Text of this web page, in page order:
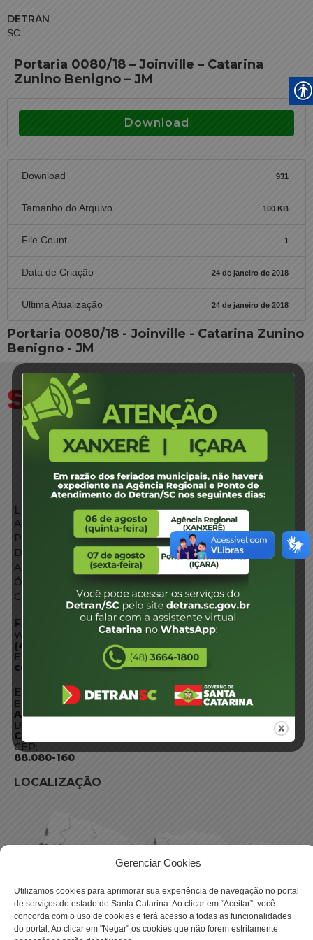
Gerenciar Cookies
Utilizamos cookies para aprimorar sua experiência de navegação no portal
de serviços do estado de Santa Catarina. Ao clicar em “Aceitar”, você
concorda com o uso de cookies e terá acesso a todas as funcionalidades
do portal. Ao clicar em "Negar" os cookies que não forem estritamente
DETRAN
SC
Portaria 0080/18 – Joinville – Catarina
Zunino Benigno – JM
Download
Download 931
Tamanho do Arquivo 100 KB
File Count 1
Data de Criação 24 de janeiro de 2018
Ultima Atualização 24 de janeiro de 2018
Portaria 0080/18 - Joinville - Catarina Zunino
Benigno - JM
LINKS EXTERNOS
Agência de Notícias
Portal de Serviços
Diário Oficial
Acesso à Informação
Órgãos do Governo
Conheça SC
FALE CONOSCO
WhatsApp:
(48) 3664-1800
E-mail:
centraldeinformacoes@detran.sc.gov.br
ENDEREÇO
Endereço:
Av. Almirante Tamandaré - 480
Bairro:
Coqueiros, Florianópolis SC
CEP:
88.080-160
LOCALIZAÇÃO